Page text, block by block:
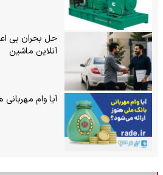
حل بحران بی‌
آنلاین ماشین
آیا وام